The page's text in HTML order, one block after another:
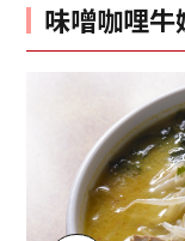
味噌咖哩牛